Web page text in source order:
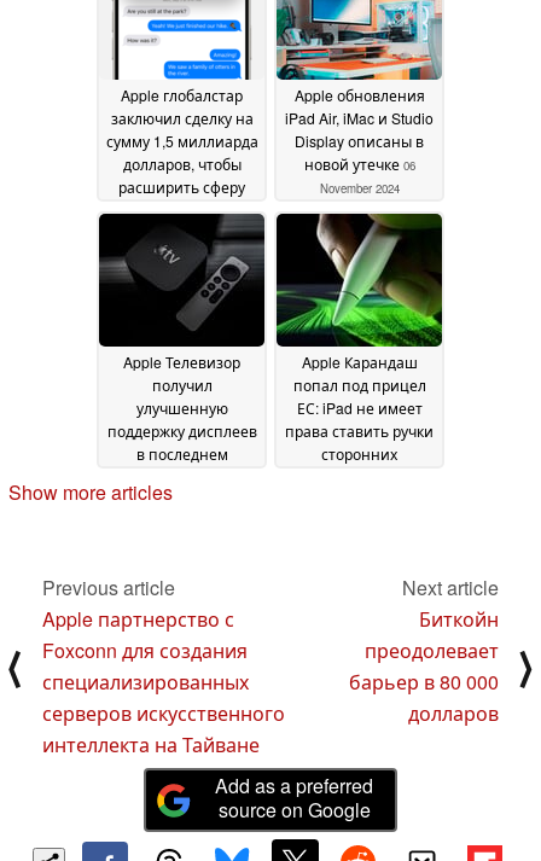
2024
Apple глобалстар
заключил сделку на
сумму 1,5 миллиарда
долларов, чтобы
расширить сферу
применения
спутниковых
сообщений за
пределы служб
экстренной помощи
06 November 2024
Apple обновления
iPad Air, iMac и Studio
Display описаны в
новой утечке 06
November 2024
Apple Телевизор
получил
улучшенную
поддержку дисплеев
в последнем
06 November 2024
Apple Карандаш
попал под прицел
ЕС: iPad не имеет
права ставить ручки
сторонних
Show more articles
⟨
Previous article
Apple партнерство с
Foxconn для создания
специализированных
серверов искусственного
интеллекта на Тайване
Next article
Биткойн
преодолевает
барьер в 80 000
долларов
⟩
Add as a preferred
source on Google